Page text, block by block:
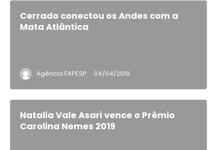
Cerrado conectou os Andes com a
Mata Atlântica
Agência FAPESP · 04/04/2019
Natalia Vale Asari vence o Prêmio
Carolina Nemes 2019